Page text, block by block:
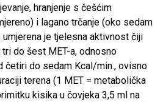
hranjenje s češćim
i lagano trčanje (oko sedam
je tjelesna aktivnost čiji
do šest MET-a, odnosno
četiri do sedam Kcal/min., ovisno
terena (1 MET = metabolička
kisika u čovjeka 3,5 ml na